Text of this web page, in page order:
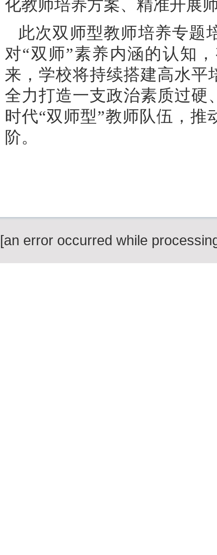
化教师培养方案、精准开展
此次双师型教师培养专题
对“双师”素养内涵的认知
来，学校将持续搭建高水平
全力打造一支政治素质过硬
时代“双师型”教师队伍，
阶。
[an error occurred while